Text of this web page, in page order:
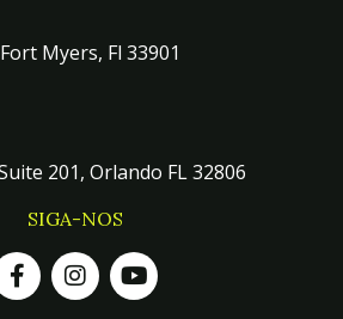
Myers, Fl 33901
201, Orlando FL 32806
SIGA-NOS